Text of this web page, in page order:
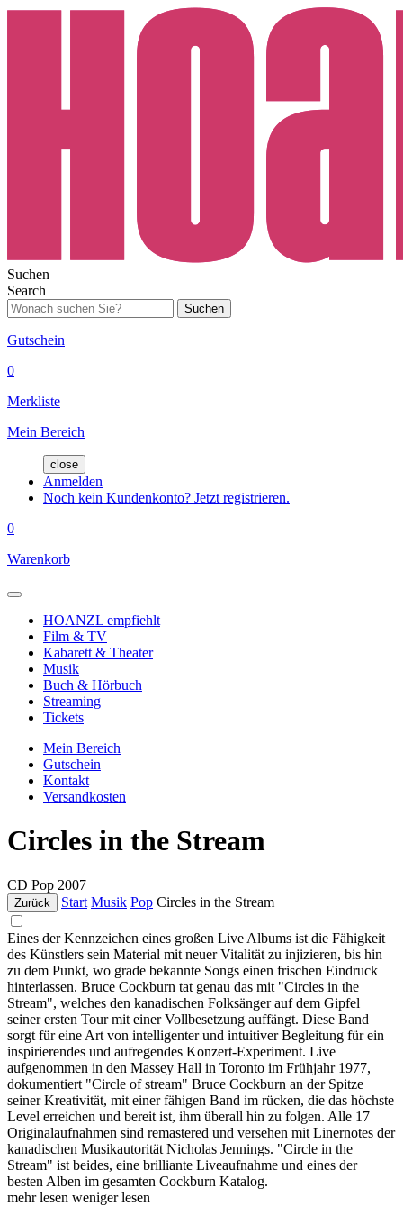
Suchen
Search
Suchen
Gutschein
0
Merkliste
Mein Bereich
close
Anmelden
Noch kein Kundenkonto? Jetzt registrieren.
0
Warenkorb
HOANZL empfiehlt
Film & TV
Kabarett & Theater
Musik
Buch & Hörbuch
Streaming
Tickets
Mein Bereich
Gutschein
Kontakt
Versandkosten
Circles in the Stream
CD Pop 2007
Zurück Start Musik Pop Circles in the Stream
Eines der Kennzeichen eines großen Live Albums ist die Fähigkeit
des Künstlers sein Material mit neuer Vitalität zu injizieren, bis hin
zu dem Punkt, wo grade bekannte Songs einen frischen Eindruck
hinterlassen. Bruce Cockburn tat genau das mit "Circles in the
Stream", welches den kanadischen Folksänger auf dem Gipfel
seiner ersten Tour mit einer Vollbesetzung auffängt. Diese Band
sorgt für eine Art von intelligenter und intuitiver Begleitung für ein
inspirierendes und aufregendes Konzert-Experiment. Live
aufgenommen in den Massey Hall in Toronto im Frühjahr 1977,
dokumentiert "Circle of stream" Bruce Cockburn an der Spitze
seiner Kreativität, mit einer fähigen Band im rücken, die das höchste
Level erreichen und bereit ist, ihm überall hin zu folgen. Alle 17
Originalaufnahmen sind remastered und versehen mit Linernotes der
kanadischen Musikautorität Nicholas Jennings. "Circle in the
Stream" ist beides, eine brilliante Liveaufnahme und eines der
besten Alben im gesamten Cockburn Katalog.
mehr lesen weniger lesen